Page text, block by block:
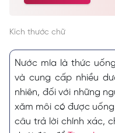
Kích thước chữ
Nước mía là thức
và cung cấp nhiều
nhiên, đối với những
xăm môi có được
câu trả lời chính xác,